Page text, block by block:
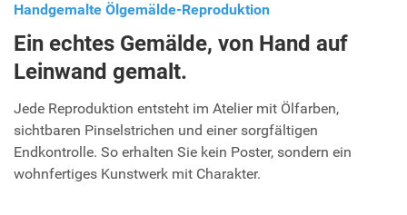
Handgemalte Ölgemälde-Reproduktion
Ein echtes Gemälde, von Hand auf
Leinwand gemalt.
Jede Reproduktion entsteht im Atelier mit Ölfarben,
sichtbaren Pinselstrichen und einer sorgfältigen
Endkontrolle. So erhalten Sie kein Poster, sondern ein
wohnfertiges Kunstwerk mit Charakter.